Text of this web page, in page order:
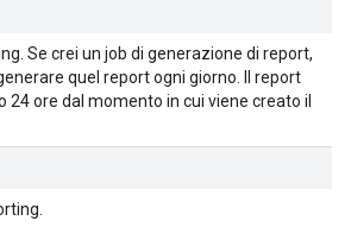
Se crei un job di generazione di report,
quel report ogni giorno. Il report
24 ore dal momento in cui viene creato il